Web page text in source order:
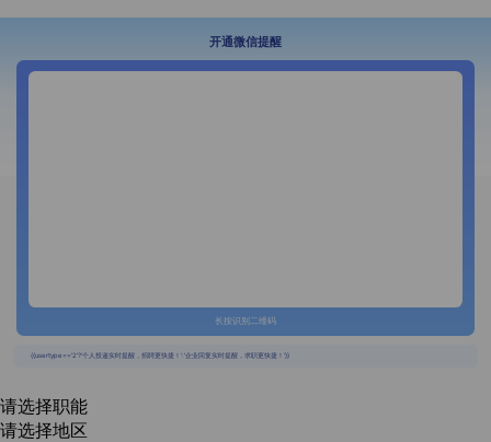
开通微信提醒
长按识别二维码
{{usertype=='2'?'个人投递实时提醒，招聘更快捷！':'企业回复实时提醒，求职更快捷！'}}
请选择职能
请选择地区